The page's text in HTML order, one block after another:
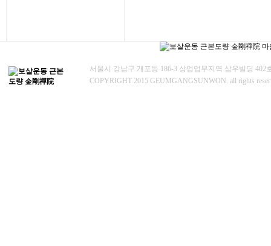
서울시 강남구 개포동 186-3 상업업무지역 삼우빌딩 402
COPYRIGHT 2015 GEUMGANGSUNWON. all rights